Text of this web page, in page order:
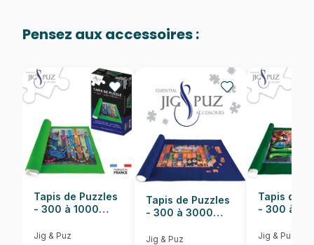
EAN 3700183427492
Nombre de pièces 900 pièces
Dimensions 41 x 32 cm
Pensez aux accessoires :
Tapis de Puzzles
- 300 à 1000
Jig & Puz
Tapis de Puzzles
- 300 à 3000
Jig & Puz
Tapis de
- 300 à
Jig & Puz